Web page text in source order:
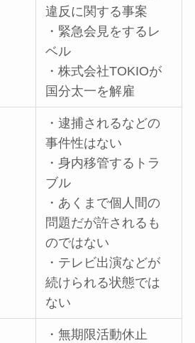
違反に関する事案
・緊急会見をするレ
ベル
・株式会社TOKIOが
国分太一を解雇
・逮捕されるなどの
事件性はない
・身内移管するトラ
ブル
・あくまで個人間の
問題だが許されるも
のではない
・テレビ出演などが
続けられる状態では
ない
・無期限活動休止